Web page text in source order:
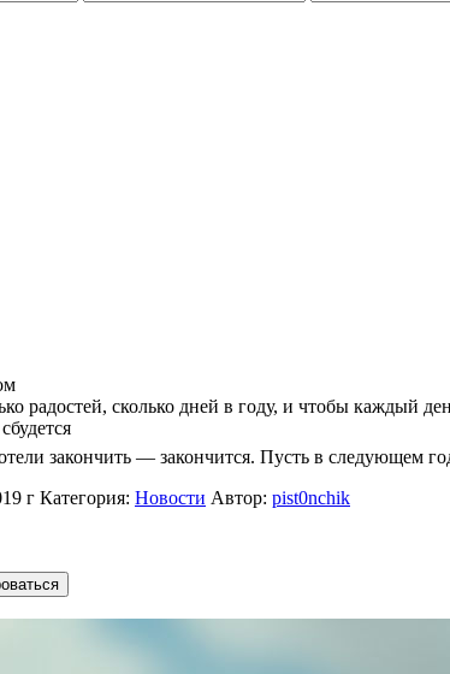
радостей, сколько дней в году, и чтобы каждый
закончить — закончится. Пусть в следующем
г Категория: Новости Автор: pist0nchik